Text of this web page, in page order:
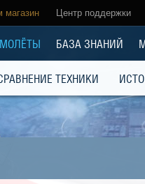
магазин Центр поддержки
БАЗА ЗНАНИЙ
ТЕХНИКИ